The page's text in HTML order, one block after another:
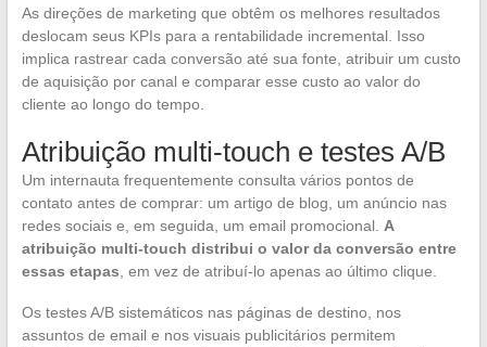
As direções de marketing que obtêm os melhores resultados
deslocam seus KPIs para a rentabilidade incremental. Isso
implica rastrear cada conversão até sua fonte, atribuir um custo
de aquisição por canal e comparar esse custo ao valor do
cliente ao longo do tempo.
Atribuição multi-touch e testes A/B
Um internauta frequentemente consulta vários pontos de
contato antes de comprar: um artigo de blog, um anúncio nas
redes sociais e, em seguida, um email promocional. A
atribuição multi-touch distribui o valor da conversão entre
essas etapas , em vez de atribuí-lo apenas ao último clique.
Os testes A/B sistemáticos nas páginas de destino, nos
assuntos de email e nos visuais publicitários permitem